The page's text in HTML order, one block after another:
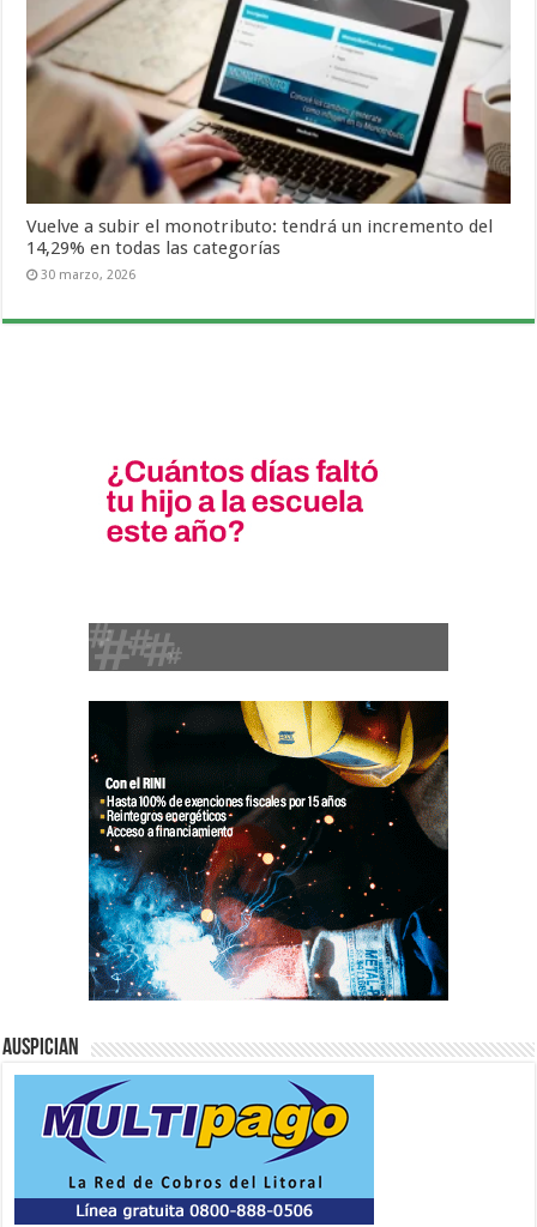
Vuelve a subir el monotributo: tendrá un incremento del
14,29% en todas las categorías
30 marzo, 2026
Auspician